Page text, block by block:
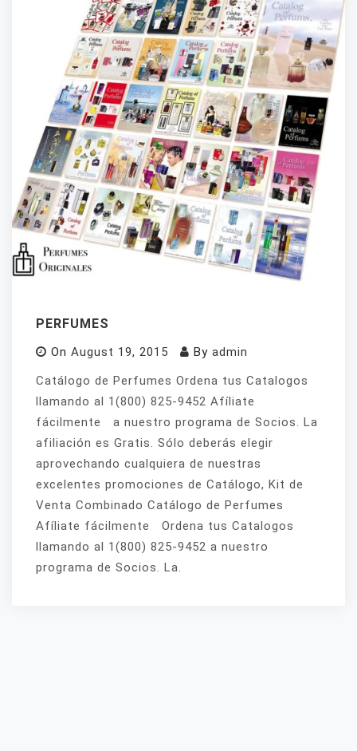
PERFUMES
On August 19, 2015 By admin
Catálogo de Perfumes Ordena tus Catalogos
llamando al 1(800) 825-9452 Afíliate
fácilmente a nuestro programa de Socios. La
afiliación es Gratis. Sólo deberás elegir
aprovechando cualquiera de nuestras
excelentes promociones de Catálogo, Kit de
Venta Combinado Catálogo de Perfumes
Afíliate fácilmente Ordena tus Catalogos
llamando al 1(800) 825-9452 a nuestro
programa de Socios. La.